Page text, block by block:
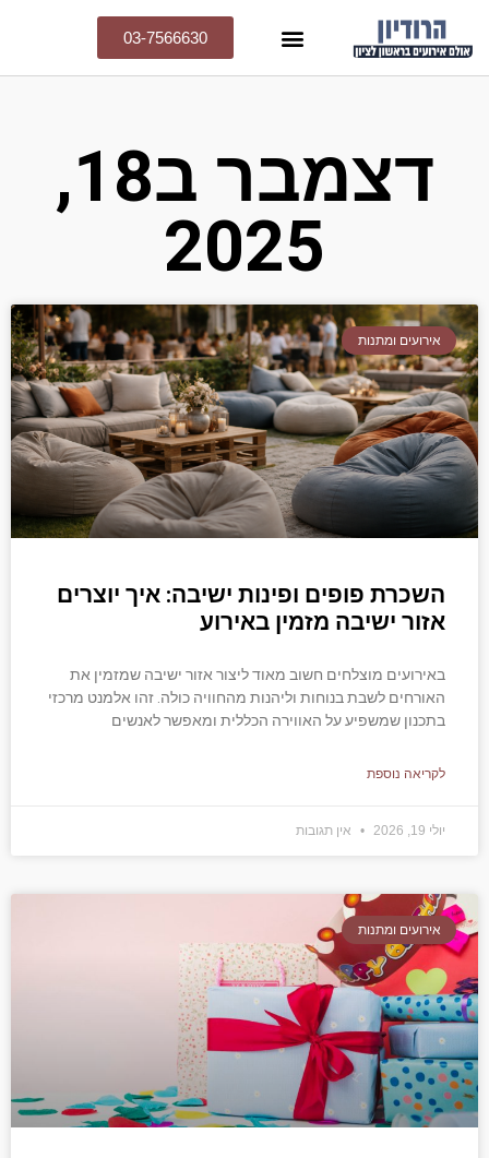
03-7566630
דצמבר ב18,
2025
אירועים ומתנות
השכרת פופים ופינות ישיבה: איך יוצרים
אזור ישיבה מזמין באירוע
באירועים מוצלחים חשוב מאוד ליצור אזור ישיבה שמזמין את
האורחים לשבת בנוחות וליהנות מהחוויה כולה. זהו אלמנט מרכזי
בתכנון שמשפיע על האווירה הכללית ומאפשר לאנשים
לקריאה נוספת
יולי 19, 2026 אין תגובות
אירועים ומתנות